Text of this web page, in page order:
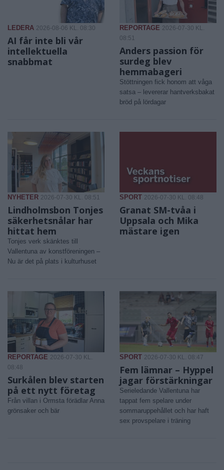
LEDERA 2026-08-06 KL. 08:30
AI får inte bli vår
intellektuella
snabbmat
REPORTAGE 2026-07-30 KL.
08:51
Anders passion för
surdeg blev
hemmabageri
Stöttningen fick honom att våga
satsa – levererar hantverksbakat
bröd på lördagar
NYHETER 2026-07-30 KL. 08:51
Lindholmsbon Tonjes
säkerhetsnålar har
hittat hem
Tonjes verk skänktes till
Vallentuna av konstföreningen –
Nu är det på plats i kulturhuset
SPORT 2026-07-30 KL. 08:48
Granat SM-tvåa i
Uppsala och Mika
mästare igen
REPORTAGE 2026-07-30 KL.
08:48
Surkålen blev starten
på ett nytt företag
Från villan i Ormsta förädlar Anna
grönsaker och bär
SPORT 2026-07-30 KL. 08:47
Fem lämnar – Hyppel
jagar förstärkningar
Serieledande Vallentuna har
tappat fem spelare under
sommaruppehållet och har haft
sex provspelare i träning